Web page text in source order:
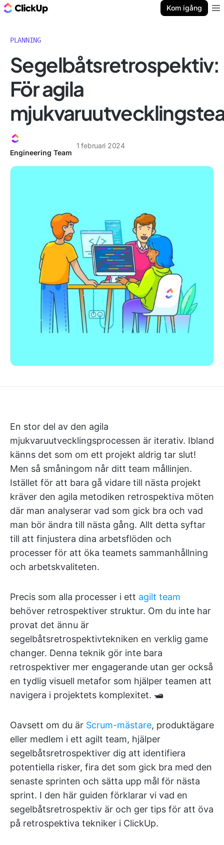
Kom igång
PLANNING
Segelbåtsretrospektiv:
För agila
Engineering Team
1 februari 2024
En stor del av den agila
mjukvaruutvecklingsprocessen är iterativ. Ibland
känns det som om ett projekt aldrig tar slut!
Men så småningom når ditt team mållinjen.
Istället för att bara gå vidare till nästa projekt
kräver den agila metodiken retrospektiva möten
där man analyserar vad som gick bra och vad
man bör ändra till nästa gång. Allt detta syftar
till att finjustera dina arbetsflöden och
processer för att öka teamets sammanhållning
och arbetskvaliteten.
Precis som alla processer i ett agilt team
behöver retrospektiver struktur. Om du inte har
provat det ännu är
segelbåtsretrospektivtekniken en verklig game
changer. Denna teknik gör inte bara
retrospektiver mer engagerande utan ger också
en tydlig visuell metafor som hjälper teamen att
navigera i projektets komplexitet. 🛥️
Oavsett om du är Scrum-mästare, produktägare
eller medlem i ett agilt team, hjälper
segelbåtsretrospektiver dig att identifiera
potentiella risker, fira det som gick bra med den
senaste sprinten och sätta upp mål för nästa
sprint. I den här guiden förklarar vi vad en
segelbåtsretrospektiv är och ger tips för att öva
på retrospektiva tekniker i ClickUp.